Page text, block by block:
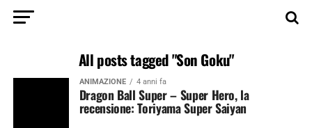
All posts tagged "Son Goku"
ANIMAZIONE 4 anni fa
Dragon Ball Super – Super Hero, la
recensione: Toriyama Super Saiyan